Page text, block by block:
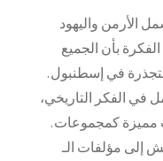
الأرمن واليهود
بأن الجميع
في إسطنبول.
في الفكر التاريخي،
مميزة كمجموعات.
إلى مؤلفات الـ